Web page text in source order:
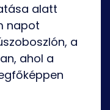
alatt
napot
a
ahol a